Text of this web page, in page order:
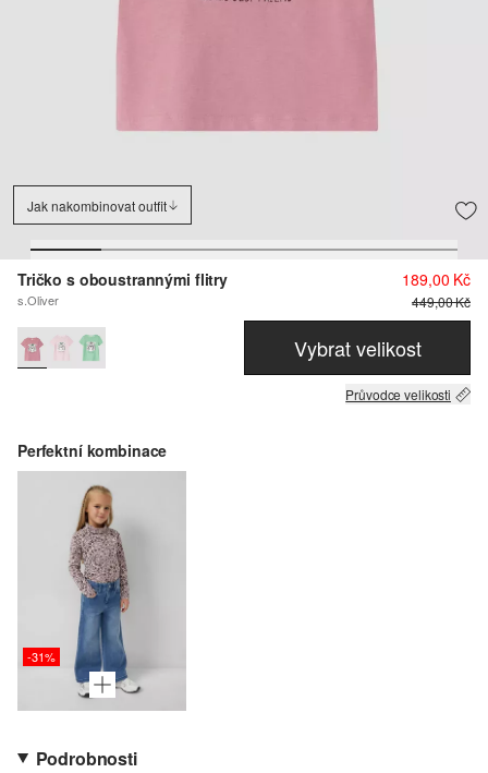
Jak nakombinovat outfit
Tričko s oboustrannými flitry
s.Oliver
189,00 Kč
449,00 Kč
Vybrat velikost
Průvodce velikosti
Perfektní kombinace
-31%
Podrobnosti